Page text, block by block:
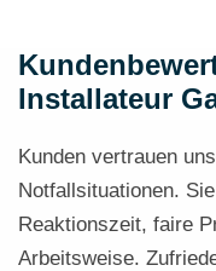
Installateur
Kunden vertrauen
Notfallsituationen.
Reaktionszeit, faire
Arbeitsweise.